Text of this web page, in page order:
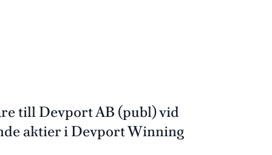
till Devport AB (publ) vid
aktier i Devport Winning